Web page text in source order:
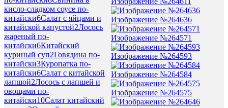
кисло-сладком соусе по-
китайски6Салат с яйцами и
китайской капустой2Лосось
жареный по-
китайски6Китайский
куриный суп2Говядина по-
китайски3Куропатка по-
китайски6Салат с китайской
лапшой2Лосось с лапшей и
овощами по-
китайски10Салат китайский
Изображение №264636
Изображение №264571
Изображение №264593
Изображение №264584
Изображение №264575